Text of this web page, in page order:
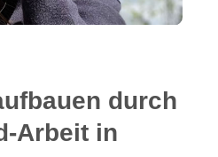
durch
Arbeit in